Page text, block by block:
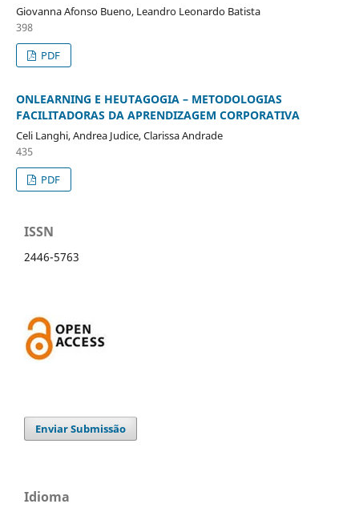
Giovanna Afonso Bueno, Leandro Leonardo Batista
398
PDF
ONLEARNING E HEUTAGOGIA – METODOLOGIAS
FACILITADORAS DA APRENDIZAGEM CORPORATIVA
Celi Langhi, Andrea Judice, Clarissa Andrade
435
PDF
ISSN
2446-5763
Enviar Submissão
Idioma